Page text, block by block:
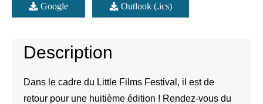
Google Outlook (.ics)
Description
Dans le cadre du Little Films Festival, il est de
retour pour une huitième édition ! Rendez-vous du